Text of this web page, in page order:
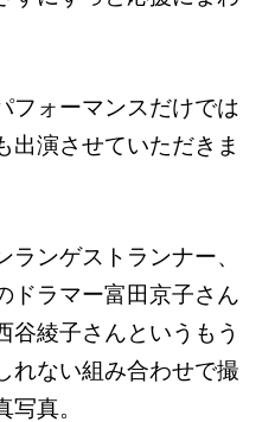
フォーマンスだけでは
出演させていただきま
ンゲストランナー、
ドラマー富田京子さん
谷綾子さんというもう
れない組み合わせで撮
真。